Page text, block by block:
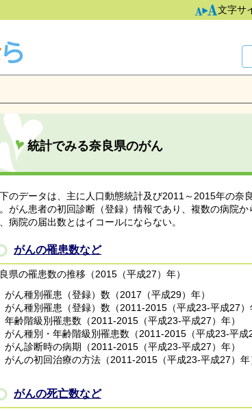
文字サ
統計でみる奈良県のがん
のデータは、主に人口動態統計及び2011～2015年の奈
がん患者の初回診断（登録）情報であり、複数の病院
病院の届出数とはイコールにならない。
がんの罹患数など
県の罹患数の推移（2015（平成27）年）
がん種別罹患（登録）数（2017（平成29）年）
がん種別罹患（登録）数（2011-2015（平成23-平成27）
年齢階級別罹患数（2011-2015（平成23-平成27）年）
がん種別・年齢階級別罹患数（2011-2015（平成23-平成
がん診断時の病期（2011-2015（平成23-平成27）年）
がんの初回治療の方法（2011-2015（平成23-平成27）年
がんの死亡数など